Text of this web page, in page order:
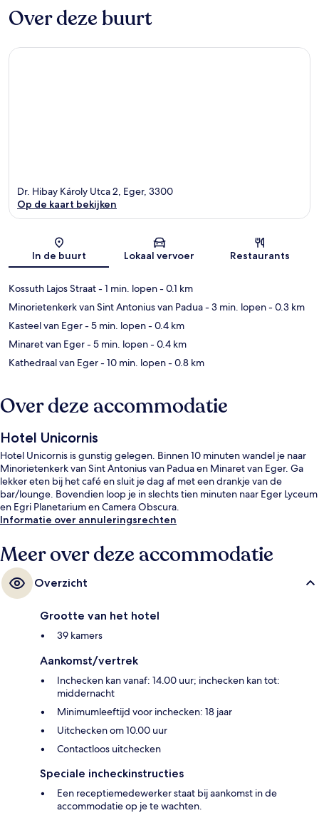
Over deze buurt
Kaart
Dr. Hibay Károly Utca 2, Eger, 3300
Op de kaart bekijken
In de buurt Lokaal vervoer Restaurants
Kossuth Lajos Straat- 1 min. lopen- 0.1 km
Minorietenkerk van Sint Antonius van Padua- 3 min. lopen- 0.3 km
Kasteel van Eger- 5 min. lopen- 0.4 km
Minaret van Eger- 5 min. lopen- 0.4 km
Kathedraal van Eger- 10 min. lopen- 0.8 km
Over deze accommodatie
Hotel Unicornis
Hotel Unicornis is gunstig gelegen. Binnen 10 minuten wandel je naar
Minorietenkerk van Sint Antonius van Padua en Minaret van Eger. Ga
lekker eten bij het café en sluit je dag af met een drankje van de
bar/lounge. Bovendien loop je in slechts tien minuten naar Eger Lyceum
en Egri Planetarium en Camera Obscura.
Informatie over annuleringsrechten
Meer over deze accommodatie
Overzicht
Grootte van het hotel
39 kamers
Aankomst/vertrek
Inchecken kan vanaf: 14.00 uur; inchecken kan tot:
middernacht
Minimumleeftijd voor inchecken: 18 jaar
Uitchecken om 10.00 uur
Contactloos uitchecken
Speciale incheckinstructies
Een receptiemedewerker staat bij aankomst in de
accommodatie op je te wachten.